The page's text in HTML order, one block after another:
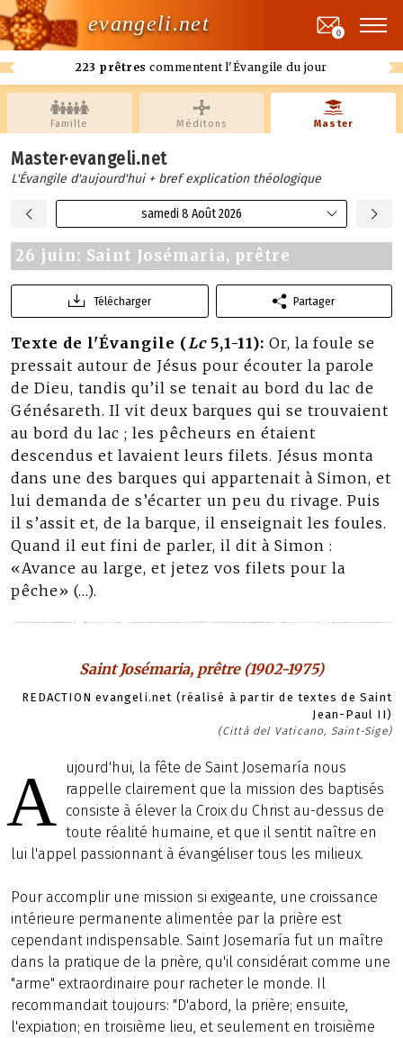
evangeli.net
223 prêtres commentent l'Évangile du jour
0
Famille Méditons Master
Master·evangeli.net
L'Évangile d'aujourd'hui + bref explication théologique
samedi 8 Août 2026
26 juin: Saint Josémaria, prêtre
Télécharger Partager
Texte de l'Évangile (Lc5,1-11): Or, la foule se
pressait autour de Jésus pour écouter la parole
de Dieu, tandis qu’il se tenait au bord du lac de
Génésareth. Il vit deux barques qui se trouvaient
au bord du lac ; les pêcheurs en étaient
descendus et lavaient leurs filets. Jésus monta
dans une des barques qui appartenait à Simon, et
lui demanda de s’écarter un peu du rivage. Puis
il s’assit et, de la barque, il enseignait les foules.
Quand il eut fini de parler, il dit à Simon :
«Avance au large, et jetez vos filets pour la
pêche» (…).
Saint Josémaria, prêtre (1902-1975)
REDACTION evangeli.net (réalisé à partir de textes de Saint
Jean-Paul II)
(Città del Vaticano, Saint-Sige)
A
ujourd'hui, la fête de Saint Josemaría nous
rappelle clairement que la mission des baptisés
consiste à élever la Croix du Christ au-dessus de
toute réalité humaine, et que il sentit naître en
lui l'appel passionnant à évangéliser tous les milieux.
Pour accomplir une mission si exigeante, une croissance
intérieure permanente alimentée par la prière est
cependant indispensable. Saint Josemaría fut un maître
dans la pratique de la prière, qu'il considérait comme une
"arme" extraordinaire pour racheter le monde. Il
recommandait toujours: "D'abord, la prière; ensuite,
l'expiation; en troisième lieu, et seulement en troisième